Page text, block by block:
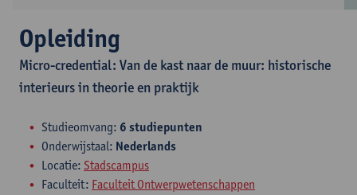
Opleiding
Micro-credential: Van de kast naar de muur: historische
interieurs in theorie en praktijk
Studieomvang: 6 studiepunten
Onderwijstaal: Nederlands
Locatie: Stadscampus
Faculteit: Faculteit Ontwerpwetenschappen